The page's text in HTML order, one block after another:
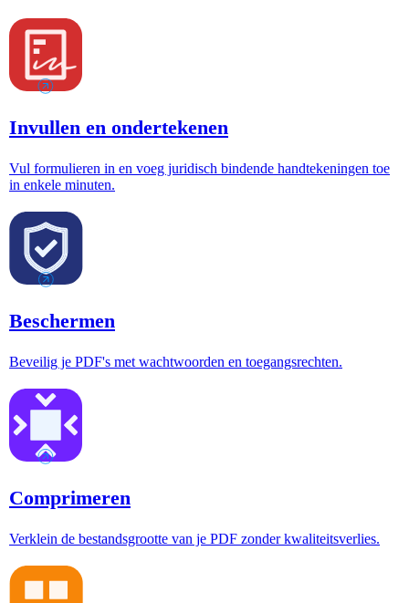
Invullen en ondertekenen
Vul formulieren in en voeg juridisch bindende handtekeningen toe
in enkele minuten.
Beschermen
Beveilig je PDF's met wachtwoorden en toegangsrechten.
Comprimeren
Verklein de bestandsgrootte van je PDF zonder kwaliteitsverlies.